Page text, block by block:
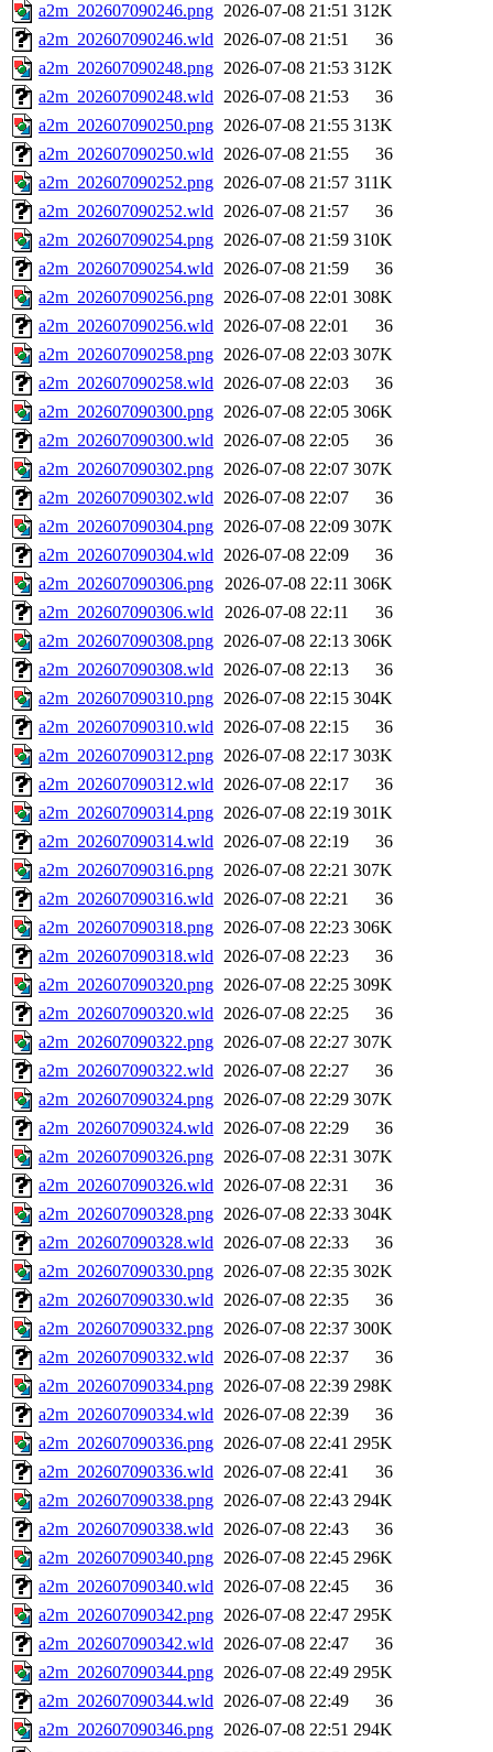
a2m_202607090246.png 2026-07-08 21:51 312K
a2m_202607090246.wld 2026-07-08 21:51
36
a2m_202607090248.png 2026-07-08 21:53 312K
a2m_202607090248.wld 2026-07-08 21:53
36
a2m_202607090250.png 2026-07-08 21:55 313K
a2m_202607090250.wld 2026-07-08 21:55
36
a2m_202607090252.png 2026-07-08 21:57 311K
a2m_202607090252.wld 2026-07-08 21:57
36
a2m_202607090254.png 2026-07-08 21:59 310K
a2m_202607090254.wld 2026-07-08 21:59
36
a2m_202607090256.png 2026-07-08 22:01 308K
a2m_202607090256.wld 2026-07-08 22:01
36
a2m_202607090258.png 2026-07-08 22:03 307K
a2m_202607090258.wld 2026-07-08 22:03
36
a2m_202607090300.png 2026-07-08 22:05 306K
a2m_202607090300.wld 2026-07-08 22:05
36
a2m_202607090302.png 2026-07-08 22:07 307K
a2m_202607090302.wld 2026-07-08 22:07
36
a2m_202607090304.png 2026-07-08 22:09 307K
a2m_202607090304.wld 2026-07-08 22:09
36
a2m_202607090306.png 2026-07-08 22:11 306K
a2m_202607090306.wld 2026-07-08 22:11
36
a2m_202607090308.png 2026-07-08 22:13 306K
a2m_202607090308.wld 2026-07-08 22:13
36
a2m_202607090310.png 2026-07-08 22:15 304K
a2m_202607090310.wld 2026-07-08 22:15
36
a2m_202607090312.png 2026-07-08 22:17 303K
a2m_202607090312.wld 2026-07-08 22:17
36
a2m_202607090314.png 2026-07-08 22:19 301K
a2m_202607090314.wld 2026-07-08 22:19
36
a2m_202607090316.png 2026-07-08 22:21 307K
a2m_202607090316.wld 2026-07-08 22:21
36
a2m_202607090318.png 2026-07-08 22:23 306K
a2m_202607090318.wld 2026-07-08 22:23
36
a2m_202607090320.png 2026-07-08 22:25 309K
a2m_202607090320.wld 2026-07-08 22:25
36
a2m_202607090322.png 2026-07-08 22:27 307K
a2m_202607090322.wld 2026-07-08 22:27
36
a2m_202607090324.png 2026-07-08 22:29 307K
a2m_202607090324.wld 2026-07-08 22:29
36
a2m_202607090326.png 2026-07-08 22:31 307K
a2m_202607090326.wld 2026-07-08 22:31
36
a2m_202607090328.png 2026-07-08 22:33 304K
a2m_202607090328.wld 2026-07-08 22:33
36
a2m_202607090330.png 2026-07-08 22:35 302K
a2m_202607090330.wld 2026-07-08 22:35
36
a2m_202607090332.png 2026-07-08 22:37 300K
a2m_202607090332.wld 2026-07-08 22:37
36
a2m_202607090334.png 2026-07-08 22:39 298K
a2m_202607090334.wld 2026-07-08 22:39
36
a2m_202607090336.png 2026-07-08 22:41 295K
a2m_202607090336.wld 2026-07-08 22:41
36
a2m_202607090338.png 2026-07-08 22:43 294K
a2m_202607090338.wld 2026-07-08 22:43
36
a2m_202607090340.png 2026-07-08 22:45 296K
a2m_202607090340.wld 2026-07-08 22:45
36
a2m_202607090342.png 2026-07-08 22:47 295K
a2m_202607090342.wld 2026-07-08 22:47
36
a2m_202607090344.png 2026-07-08 22:49 295K
a2m_202607090344.wld 2026-07-08 22:49
36
a2m_202607090346.png 2026-07-08 22:51 294K